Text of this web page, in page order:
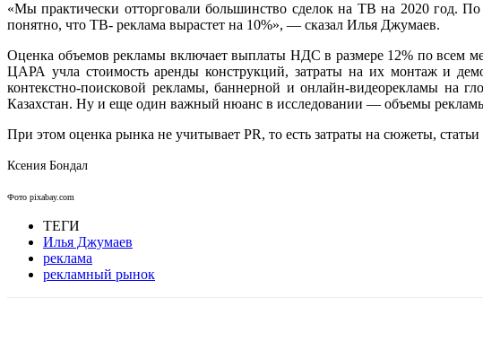
«Мы практически отторговали большинство сделок на ТВ на 2020 год.
понятно, что ТВ- реклама вырастет на 10%», — сказал Илья Джумаев.
Оценка объемов рекламы включает выплаты НДС в размере 12% по всем
ЦАРА учла стоимость аренды конструкций, затраты на их монтаж и
контекстно-поисковой рекламы, баннерной и онлайн-видеорекламы на
Казахстан. Ну и еще один важный нюанс в исследовании — объемы
При этом оценка рынка не учитывает PR, то есть затраты на сюжеты,
Ксения Бондал
Фото pixabay.com
ТЕГИ
Илья Джумаев
реклама
рекламный рынок